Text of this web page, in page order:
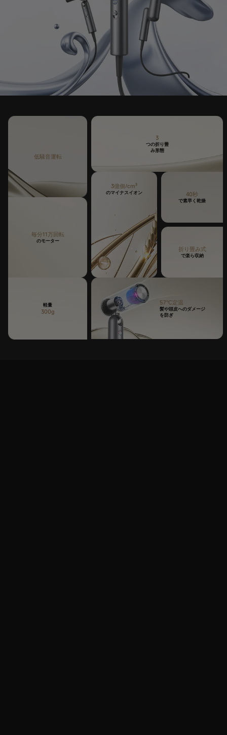
低騒音運転
毎分11万回転
のモーター
軽量
300g
3
つの折り畳
み形態
3億個/cm³
のマイナスイオン 40秒
で素早く乾燥
折り畳み式
で楽ら収納
57°C定温
髪や頭皮へのダメージ
を防ぎ